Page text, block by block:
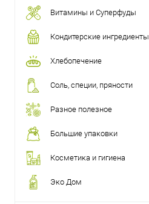
Витамины и Суперфуды
Кондитерские ингредиенты
Хлебопечение
Соль, специи, пряности
Разное полезное
Большие упаковки
Косметика и гигиена
Эко Дом